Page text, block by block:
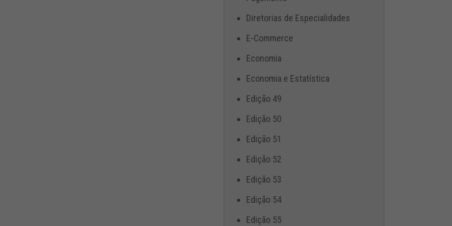
Diretorias de Especialidades
E-Commerce
Economia
Economia e Estatística
Edição 49
Edição 50
Edição 51
Edição 52
Edição 53
Edição 54
Edição 55